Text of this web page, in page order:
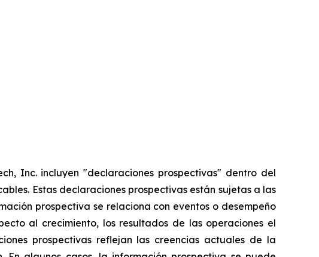
Inc. incluyen "declaraciones prospectivas" dentro del
Estas declaraciones prospectivas están sujetas a las
prospectiva se relaciona con eventos o desempeño
al crecimiento, los resultados de las operaciones el
prospectivas reflejan las creencias actuales de la